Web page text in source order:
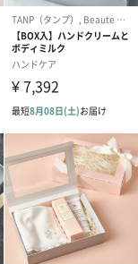
）」
ことなく、人前に出
を引き出すために